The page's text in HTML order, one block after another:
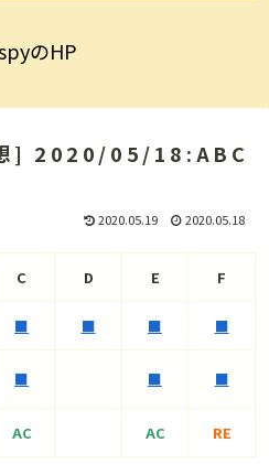
のHP
] 2020/05/18:ABC
2020.05.19 2020.05.18
C D E F
■ ■ ■
■
■ ■ ■
AC AC RE